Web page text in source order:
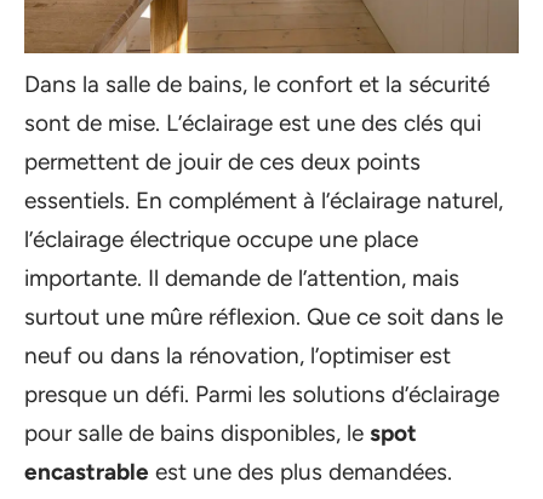
Dans la salle de bains, le confort et la sécurité
sont de mise. L’éclairage est une des clés qui
permettent de jouir de ces deux points
essentiels. En complément à l’éclairage naturel,
l’éclairage électrique occupe une place
importante. Il demande de l’attention, mais
surtout une mûre réflexion. Que ce soit dans le
neuf ou dans la rénovation, l’optimiser est
presque un défi. Parmi les solutions d’éclairage
pour salle de bains disponibles, le spot
encastrable est une des plus demandées.